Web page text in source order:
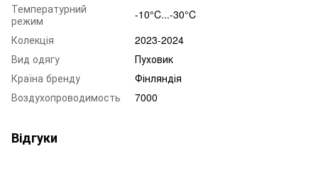
Температурний
режим
-10°C...-30°C
Колекція
2023-2024
Вид одягу
Пуховик
Країна бренду
Фінляндія
Воздухопроводимость
7000
Відгуки